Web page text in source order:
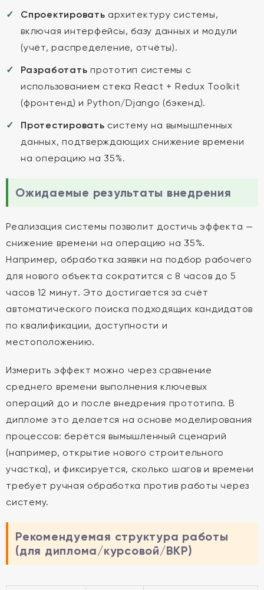
Спроектировать архитектуру системы,
включая интерфейсы, базу данных и модули
(учёт, распределение, отчёты).
Разработать прототип системы с
использованием стека React + Redux Toolkit
(фронтенд) и Python/Django (бэкенд).
Протестировать систему на вымышленных
данных, подтверждающих снижение времени
на операцию на 35%.
Ожидаемые результаты внедрения
Реализация системы позволит достичь эффекта —
снижение времени на операцию на 35%.
Например, обработка заявки на подбор рабочего
для нового объекта сократится с 8 часов до 5
часов 12 минут. Это достигается за счёт
автоматического поиска подходящих кандидатов
по квалификации, доступности и
местоположению.
Измерить эффект можно через сравнение
среднего времени выполнения ключевых
операций до и после внедрения прототипа. В
дипломе это делается на основе моделирования
процессов: берётся вымышленный сценарий
(например, открытие нового строительного
участка), и фиксируется, сколько шагов и времени
требует ручная обработка против работы через
систему.
Рекомендуемая структура работы
(для диплома/курсовой/ВКР)